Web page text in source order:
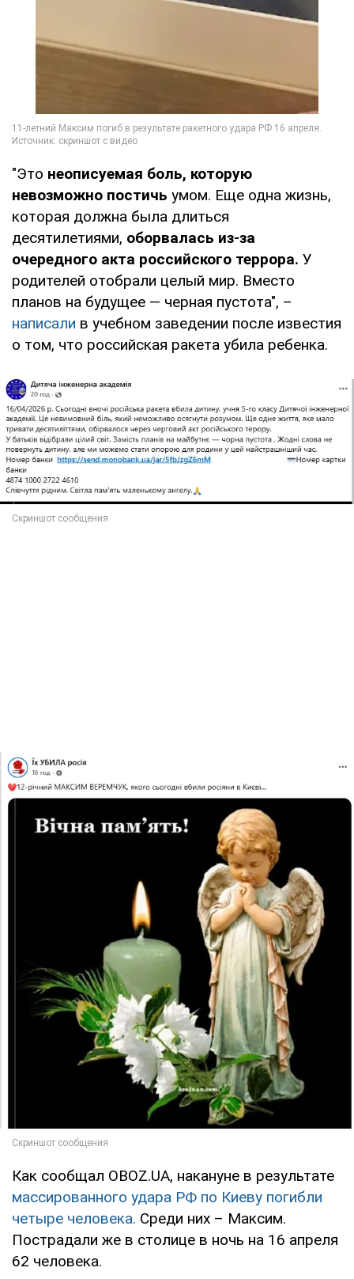
"Это неописуемая боль, которую
невозможно постичь умом. Еще одна жизнь,
которая должна была длиться
десятилетиями, оборвалась из-за
очередного акта российского террора. У
родителей отобрали целый мир. Вместо
планов на будущее — черная пустота", –
написали в учебном заведении после известия
о том, что российская ракета убила ребенка.
Как сообщал OBOZ.UA, накануне в результате
массированного удара РФ по Киеву погибли
четыре человека. Среди них – Максим.
Пострадали же в столице в ночь на 16 апреля
62 человека.